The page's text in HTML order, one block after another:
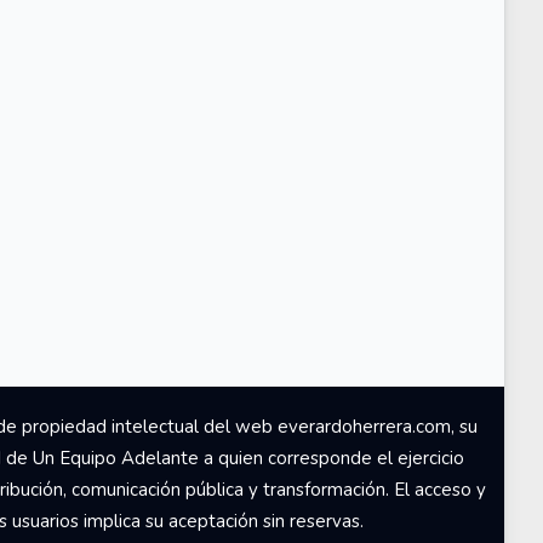
propiedad intelectual del web everardoherrera.com, su
Un Equipo Adelante a quien corresponde el ejercicio
comunicación pública y transformación. El acceso y
implica su aceptación sin reservas.